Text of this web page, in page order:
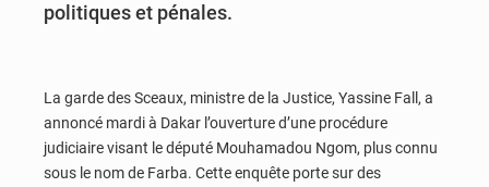
politiques et pénales.
La garde des Sceaux, ministre de la Justice, Yassine Fall, a
annoncé mardi à Dakar l’ouverture d’une procédure
judiciaire visant le député Mouhamadou Ngom, plus connu
sous le nom de Farba. Cette enquête porte sur des